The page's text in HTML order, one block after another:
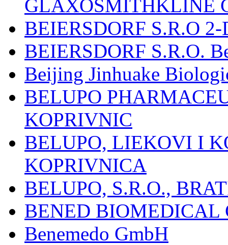
GLAXOSMITHKLINE
BEIERSDORF S.R.O
BEIERSDORF S.R.O.
Beijing Jinhuake
BELUPO
KOPRIVNIC
BELUPO, LIEKOVI I
KOPRIVNICA
BELUPO, S.R.O.,
BENED BIOMEDICAL
Benemedo GmbH